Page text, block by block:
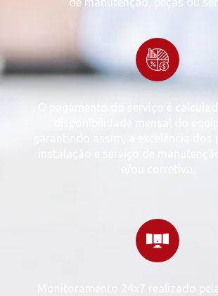
O pagamento do serviço é
disponibilidade mensal do
garantindo assim, a excelência
instalação e serviço de
Monitoramento 24x7 realizado